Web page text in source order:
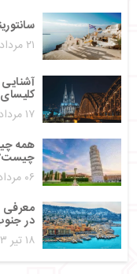
۲۱ مرداد ۱۴۰۳
۱۷ مرداد ۱۴۰۳
همه
۰۶ مرداد ۱۴۰۳
در
۱۸ تیر ۱۴۰۳